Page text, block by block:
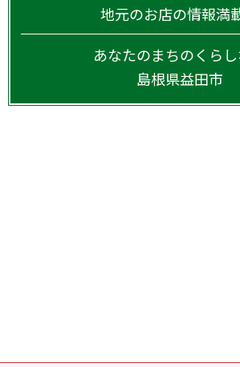
地元のお店の情報満
あなたのまちのくら
島根県益田市